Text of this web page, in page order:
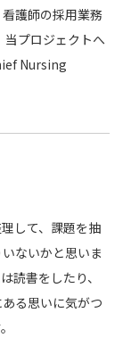
護師の採用業務
プロジェクトへ
Nursing
して、課題を抽
ないかと思いま
読書をしたり、
る思いに気がつ